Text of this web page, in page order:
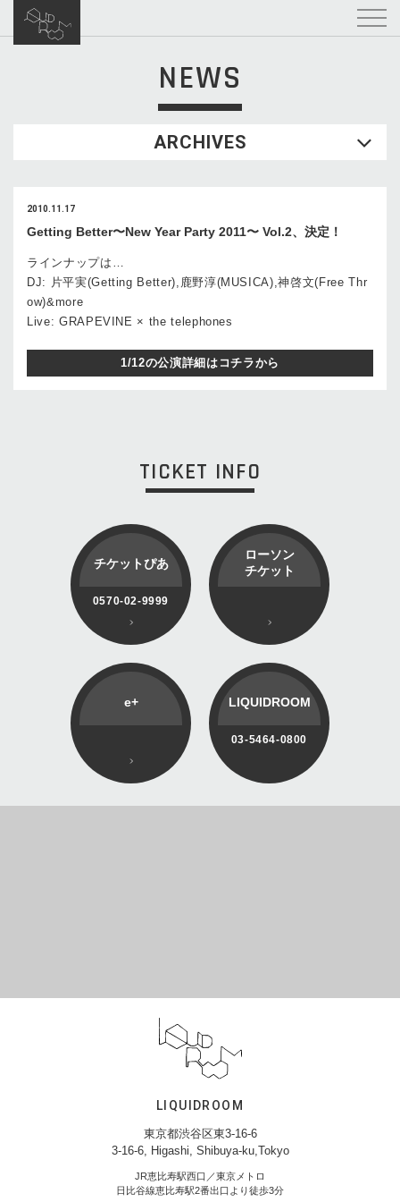
NEWS
ARCHIVES
2010.11.17
Getting Better〜New Year Party 2011〜 Vol.2、決定！
ラインナップは…
DJ: 片平実(Getting Better),鹿野淳(MUSICA),神啓文(Free Thr
ow)&more
Live: GRAPEVINE × the telephones
1/12の公演詳細はコチラから
TICKET INFO
チケットぴあ
0570-02-9999
ローソン
チケット
e+ LIQUIDROOM
03-5464-0800
LIQUIDROOM
東京都渋谷区東3-16-6
3-16-6, Higashi, Shibuya-ku,Tokyo
JR恵比寿駅西口／東京メトロ
日比谷線恵比寿駅2番出口より徒歩3分